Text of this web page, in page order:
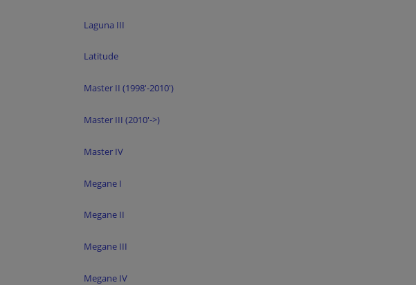
Laguna III
Latitude
Master II (1998'-2010')
Master III (2010'->)
Master IV
Megane I
Megane II
Megane III
Megane IV